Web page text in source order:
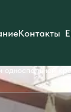
Контакты